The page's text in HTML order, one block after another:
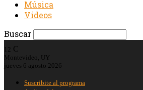
Música
Videos
Buscar
12 C
Montevideo, UY
jueves 6 agosto 2026
Suscribite al programa